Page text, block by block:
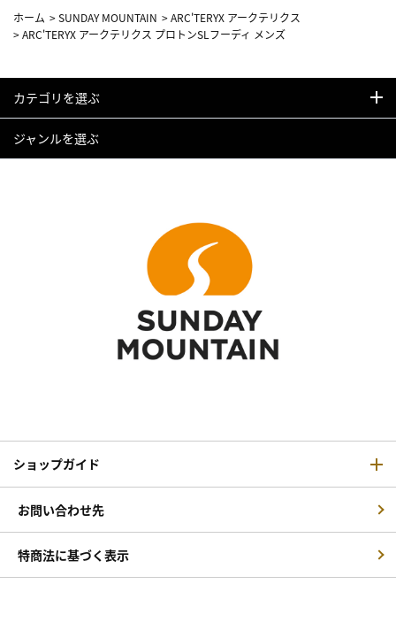
ホーム >SUNDAY MOUNTAIN >ARC'TERYX アークテリクス
>ARC'TERYX アークテリクス プロトンSLフーディ メンズ
カテゴリを選ぶ
ジャンルを選ぶ
ショップガイド
お問い合わせ先
特商法に基づく表示